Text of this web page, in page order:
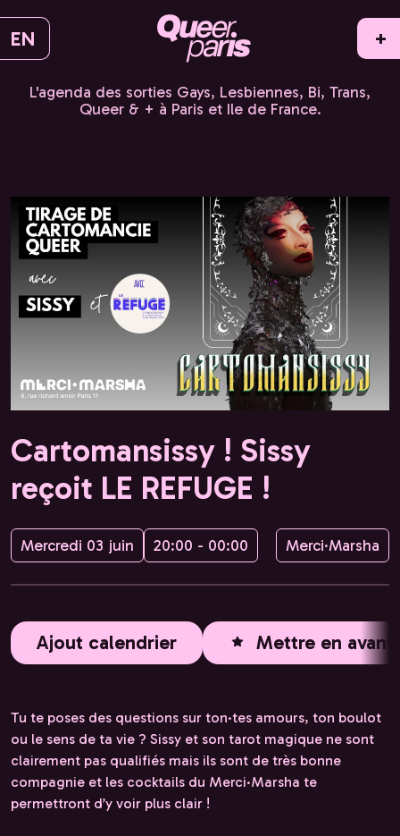
EN +
L'agenda des sorties Gays, Lesbiennes, Bi, Trans,
Queer & + à Paris et Ile de France.
Cartomansissy ! Sissy
reçoit LE REFUGE !
Mercredi 03 juin 20:00 - 00:00 Merci·Marsha
Ajout calendrier Mettre en avant
Tu te poses des questions sur ton·tes amours, ton boulot
ou le sens de ta vie ? Sissy et son tarot magique ne sont
clairement pas qualifiés mais ils sont de très bonne
compagnie et les cocktails du Merci·Marsha te
permettront d’y voir plus clair !